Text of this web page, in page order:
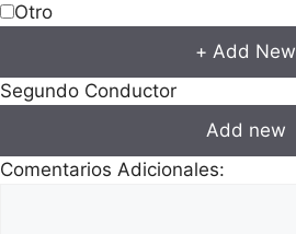
Otro
+ Add New
Segundo Conductor
Add new
Comentarios Adicionales: